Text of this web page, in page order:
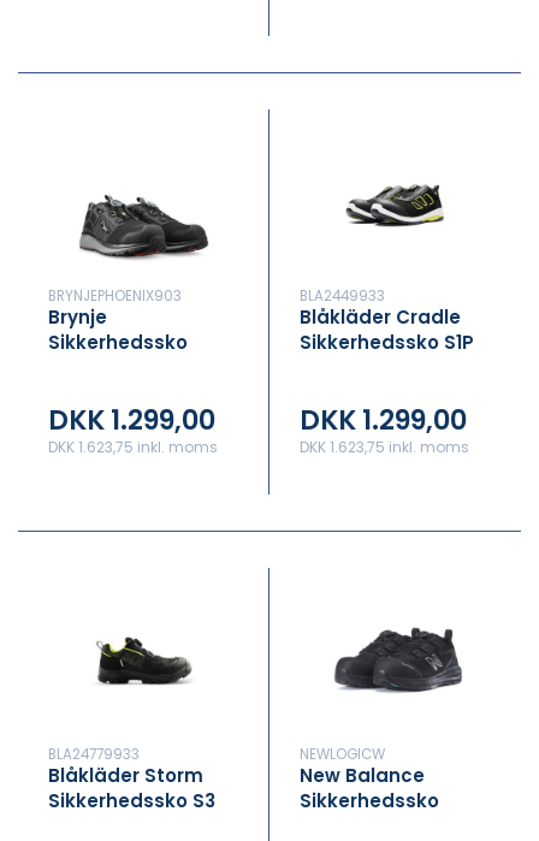
BRYNJEPHOENIX903
Brynje
Sikkerhedssko
DKK 1.299,00
DKK 1.623,75 inkl. moms
BLA2449933
Blåkläder Cradle
Sikkerhedssko S1P
DKK 1.299,00
DKK 1.623,75 inkl. moms
BLA24779933
Blåkläder Storm
Sikkerhedssko S3
NEWLOGICW
New Balance
Sikkerhedssko